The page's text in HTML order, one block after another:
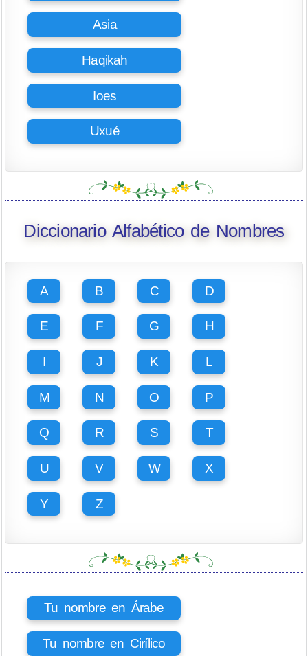
Asia
Haqikah
Ioes
Uxué
Diccionario Alfabético de Nombres
A B C D
E F G H
I J K L
M N O P
Q R S T
U V W X
Y Z
Tu nombre en Árabe
Tu nombre en Cirílico